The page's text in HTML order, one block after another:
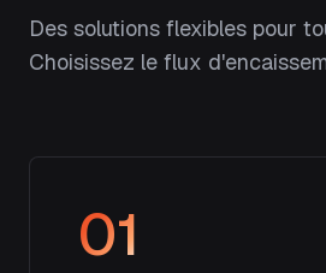
Des solutions flexibles pour
Choisissez le flux
01